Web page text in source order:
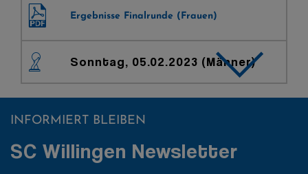
Ergebnisse Finalrunde (Frauen)
Sonntag, 05.02.2023 (Männer)
INFORMIERT BLEIBEN
SC Willingen Newsletter